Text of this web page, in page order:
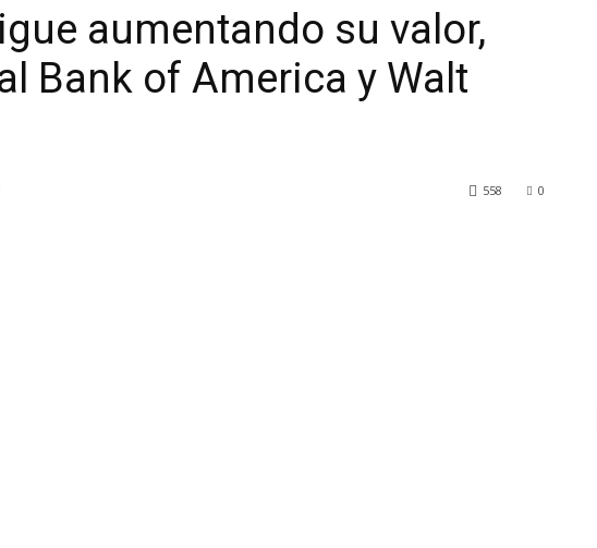
aumentando su valor,
Bank of America y Walt
0
558